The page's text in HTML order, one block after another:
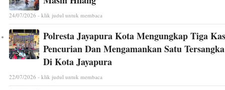
24/07/2026 - klik judul untuk membaca
Polresta Jayapura Kota Mengungkap Tiga
Pencurian Dan Mengamankan Satu Tersangka
Di Kota Jayapura
22/07/2026 - klik judul untuk membaca